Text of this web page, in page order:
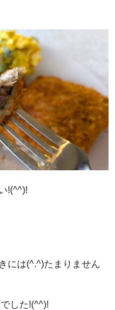
!(^^)!
には(^.^)たまりません
した!(^^)!